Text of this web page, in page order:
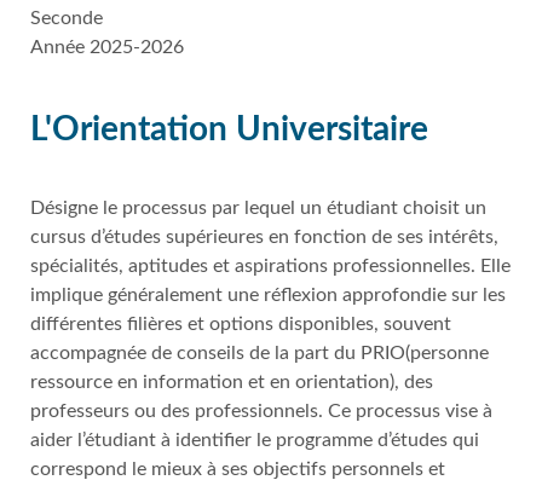
Seconde
Année 2025-2026
L'Orientation Universitaire
Désigne le processus par lequel un étudiant choisit un
cursus d’études supérieures en fonction de ses intérêts,
spécialités, aptitudes et aspirations professionnelles. Elle
implique généralement une réflexion approfondie sur les
différentes filières et options disponibles, souvent
accompagnée de conseils de la part du PRIO(personne
ressource en information et en orientation), des
professeurs ou des professionnels. Ce processus vise à
aider l’étudiant à identifier le programme d’études qui
correspond le mieux à ses objectifs personnels et